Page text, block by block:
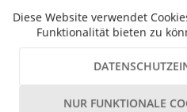
Diese Website verwendet
Funktionalität bieten zu
NUR FUNKTIONALE